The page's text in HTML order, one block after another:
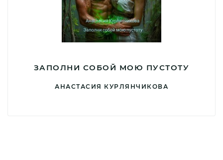
ЗАПОЛНИ СОБОЙ МОЮ ПУСТОТУ
АНАСТАСИЯ КУРЛЯНЧИКОВА